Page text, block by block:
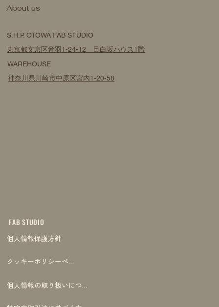
FAB STUDIO
個人情報保護方針
クッキーポリシーページ
個人情報の取り扱いについて
S.H.P. OTOWA FAB STUDIO
東京都文京区音羽1-24-12 目白坂ハウス1階
WAREHOUSE
神奈川県川崎市中原区宮内1-20-58
​About us